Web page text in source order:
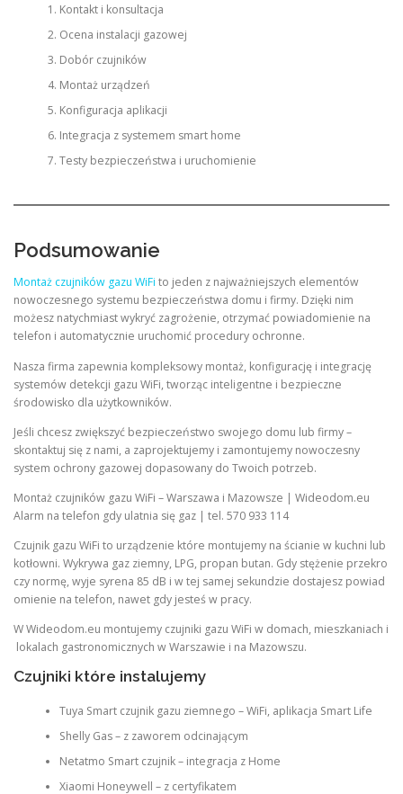
Kontakt i konsultacja
Ocena instalacji gazowej
Dobór czujników
Montaż urządzeń
Konfiguracja aplikacji
Integracja z systemem smart home
Testy bezpieczeństwa i uruchomienie
Podsumowanie
Montaż czujników gazu WiFi to jeden z najważniejszych elementów
nowoczesnego systemu bezpieczeństwa domu i firmy. Dzięki nim
możesz natychmiast wykryć zagrożenie, otrzymać powiadomienie na
telefon i automatycznie uruchomić procedury ochronne.
Nasza firma zapewnia kompleksowy montaż, konfigurację i integrację
systemów detekcji gazu WiFi, tworząc inteligentne i bezpieczne
środowisko dla użytkowników.
Jeśli chcesz zwiększyć bezpieczeństwo swojego domu lub firmy –
skontaktuj się z nami, a zaprojektujemy i zamontujemy nowoczesny
system ochrony gazowej dopasowany do Twoich potrzeb.
Montaż czujników gazu WiFi – Warszawa i Mazowsze | Wideodom.eu
Alarm na telefon gdy ulatnia się gaz | tel. 570 933 114
Czujnik gazu WiFi to urządzenie które montujemy na ścianie w kuchni lub
kotłowni. Wykrywa gaz ziemny, LPG, propan butan. Gdy stężenie przekro
czy normę, wyje syrena 85 dB i w tej samej sekundzie dostajesz powiad
omienie na telefon, nawet gdy jesteś w pracy.
W Wideodom.eu montujemy czujniki gazu WiFi w domach, mieszkaniach i
lokalach gastronomicznych w Warszawie i na Mazowszu.
Czujniki które instalujemy
Tuya Smart czujnik gazu ziemnego – WiFi, aplikacja Smart Life
Shelly Gas – z zaworem odcinającym
Netatmo Smart czujnik – integracja z Home
Xiaomi Honeywell – z certyfikatem